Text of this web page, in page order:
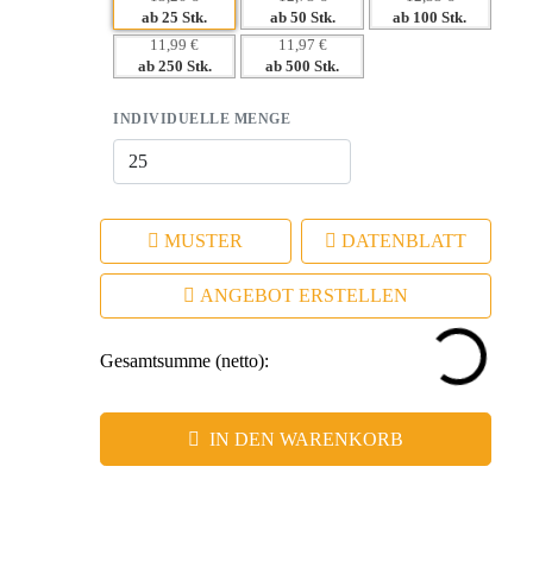
– Emotionale Verbindung durch Musik fördert
Markenbindung.
– Praktische Funktionalität sorgt dafür, dass es nicht im
ab 25 Stk. ab 50 Stk. ab 100 Stk.
11,99 €
ab 250 Stk.
11,97 €
ab 500 Stk.
INDIVIDUELLE MENGE
MUSTER DATENBLATT
ANGEBOT ERSTELLEN
Gesamtsumme (netto):
IN DEN WARENKORB